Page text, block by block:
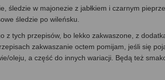
śledzie w majonezie z jabłkiem i czarnym
śledzie po wileńsku.
z tych przepisów, bo lekko zakwaszone, z
zakwaszanie octem pomijam, jeśli się
oleju, a część do innych wariacji. Będą też